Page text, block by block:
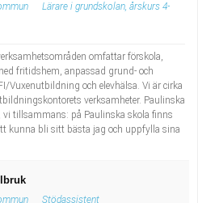
Lärare i grundskolan, årskurs 4-
omfattar förskola,
fritidshem, anpassad grund- och
Vuxenutbildning och elevhälsa. Vi är cirka
verksamheter. Paulinska
vi tillsammans: på Paulinska skola finns
kunna bli sitt bästa jag och uppfylla sina
Stödassistent